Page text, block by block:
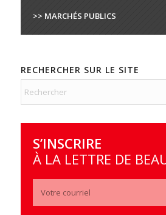
>> MARCHÉS PUBLICS
RECHERCHER SUR LE SITE
S’INSCRIRE
À LA LETTRE DE